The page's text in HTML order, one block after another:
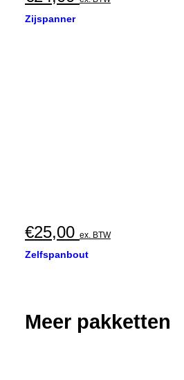
Zijspanner
€25,00 ex. BTW
Zelfspanbout
Meer pakketten